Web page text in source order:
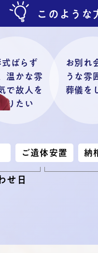
このような
式ばらず
温かな雰
で故人を
りたい
お別れ
うな雰
葬儀を
ご遺体安置 納
せ日